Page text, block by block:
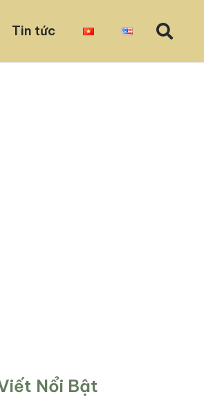
Tin tức
Nổi Bật